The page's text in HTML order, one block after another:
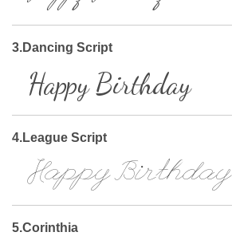
3.Dancing Script
Happy Birthday
4.League Script
Happy Birthday
5.Corinthia